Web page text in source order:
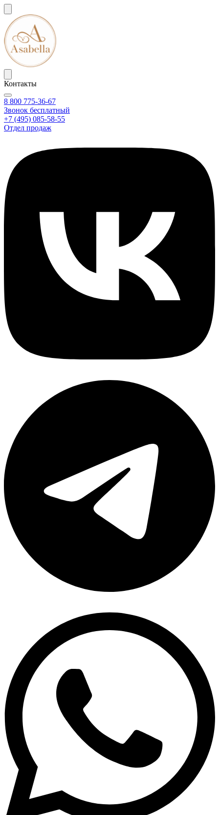
Контакты
8 800 775-36-67
Звонок бесплатный
+7 (495) 085-58-55
Отдел продаж